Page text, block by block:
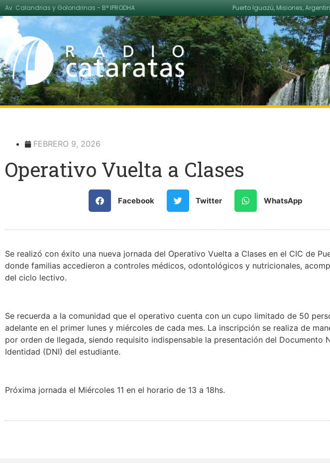
Av. Calandrias y Golondrinas - B° IPRODHA Puerto Iguazú, Misiones,
FEBRERO 9, 2026
Operativo Vuelta a Clases
Facebook Twitter WhatsApp
Se realizó con éxito una nueva jornada del Operativo Vuelta a Clases en el CIC de
donde familias accedieron a controles médicos, odontológicos y nutricionales,
del ciclo lectivo.
Se recuerda a la comunidad que el operativo cuenta con un cupo limitado de 50
adelante en el primer lunes y miércoles de cada mes. La inscripción se realiza de
por orden de llegada, siendo requisito indispensable la presentación del Documento
Identidad (DNI) del estudiante.
Próxima jornada el Miércoles 11 en el horario de 13 a 18hs.